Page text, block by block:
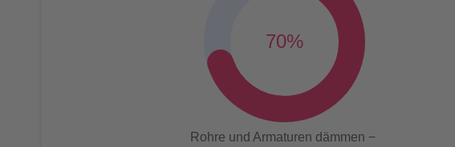
70%
Rohre und Armaturen dämmen −